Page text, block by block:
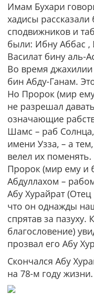
Имам Бухари
хадисы рассказали
сподвижников и
были: Ибну Аббас ,
Василат бину аль-
Во время
бин Абду-Ганам.
Но Пророк (мир
не разрешал
означающие
Шамс – раб
имени Узза, – а
велел их
Пророк (мир ему и
Абдуллахом –
Абу Хурайрат (Отец
что он однажды
спрятав за
благословение)
прозвал его Абу
Скончался Абу
на 78-м году жизни.